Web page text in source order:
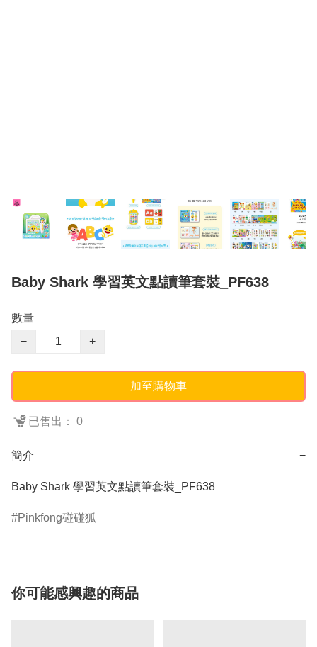
Baby Shark 學習英文點讀筆套裝_PF638
數量
−
+
加至購物車
已售出： 0
簡介 −
Baby Shark 學習英文點讀筆套裝_PF638
Pinkfong碰碰狐
你可能感興趣的商品